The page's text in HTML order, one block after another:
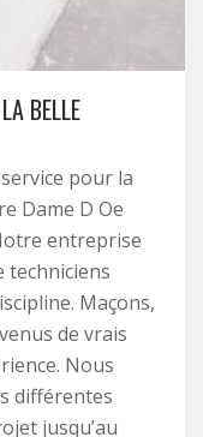
BELLE
pour la
Dame D Oe
entreprise
techniciens
Maçons,
de vrais
Nous
différentes
jusqu’au